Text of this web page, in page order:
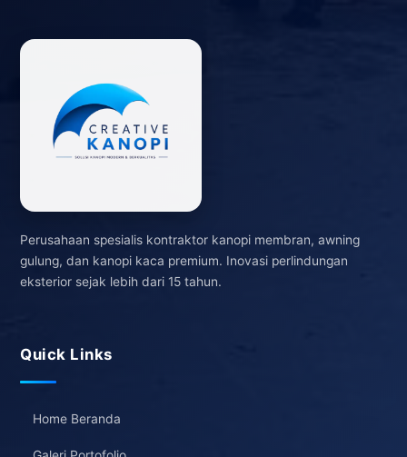
Perusahaan spesialis kontraktor kanopi membran, awning
gulung, dan kanopi kaca premium. Inovasi perlindungan
eksterior sejak lebih dari 15 tahun.
Quick Links
Home Beranda